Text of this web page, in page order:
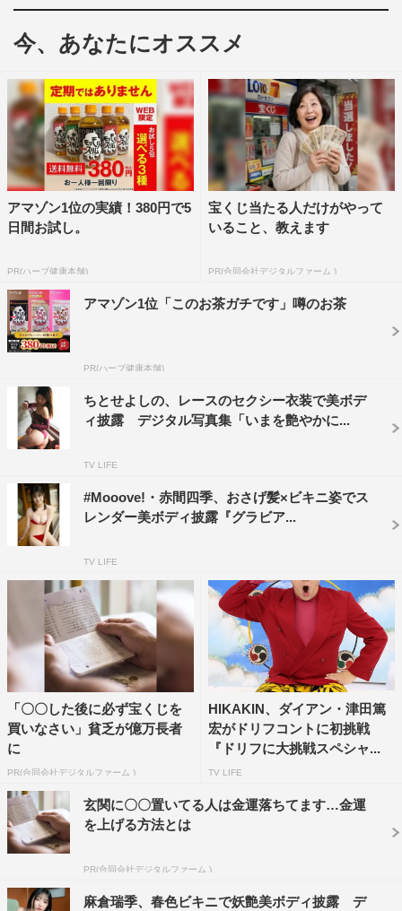
今、あなたにオススメ
アマゾン1位の実績！380円で5
日間お試し。
PR(ハーブ健康本舗)
宝くじ当たる人だけがやって
いること、教えます
PR(合同会社デジタルファーム )
アマゾン1位「このお茶ガチです」噂のお茶
PR(ハーブ健康本舗)
ちとせよしの、レースのセクシー衣装で美ボデ
ィ披露 デジタル写真集「いまを艶やかに...
TV LIFE
#Mooove!・赤間四季、おさげ髪×ビキニ姿でス
レンダー美ボディ披露『グラビア...
TV LIFE
「〇〇した後に必ず宝くじを
買いなさい」貧乏が億万長者
に
PR(合同会社デジタルファーム )
HIKAKIN、ダイアン・津田篤
宏がドリフコントに初挑戦
『ドリフに大挑戦スペシャ...
TV LIFE
玄関に〇〇置いてる人は金運落ちてます…金運
を上げる方法とは
PR(合同会社デジタルファーム )
麻倉瑞季、春色ビキニで妖艶美ボディ披露 デ